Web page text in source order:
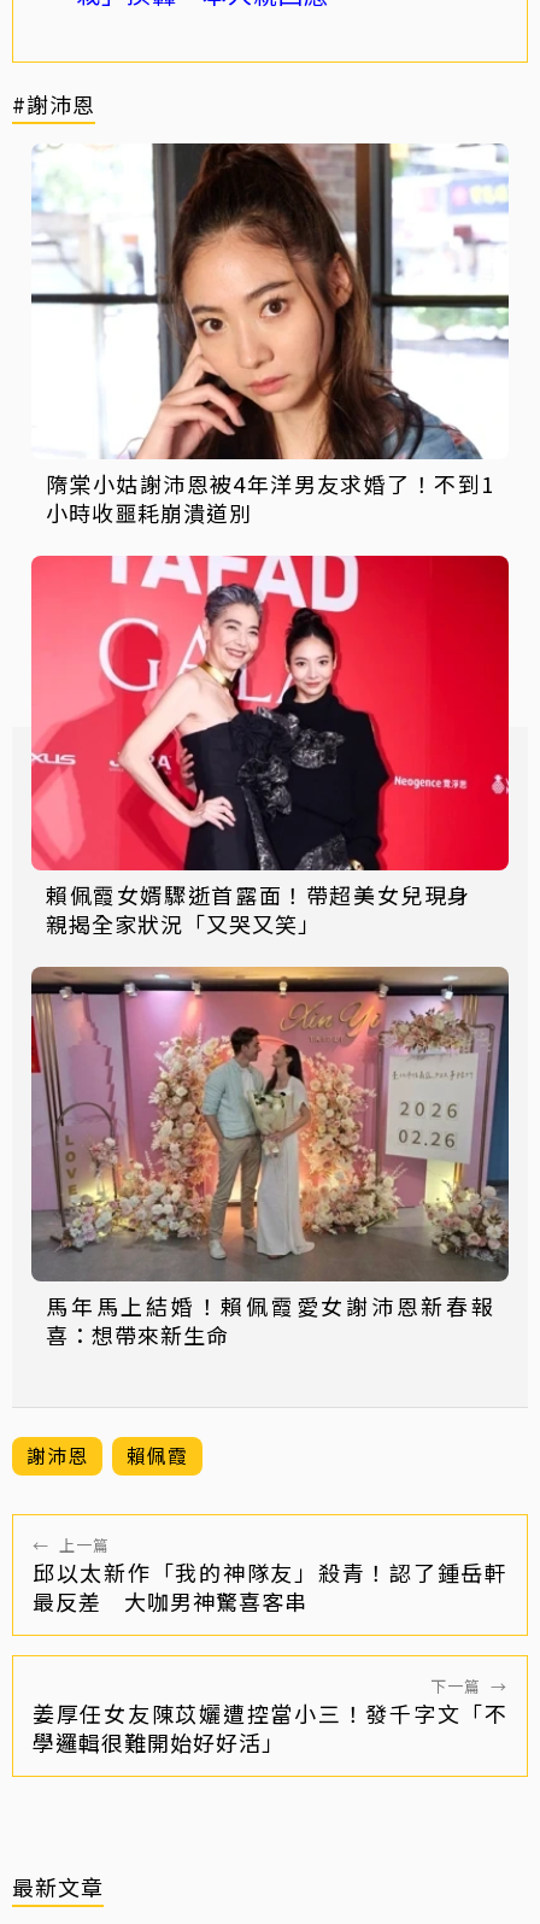
#謝沛恩
隋棠小姑謝沛恩被4年洋男友求婚了！不到1
小時收噩耗崩潰道別
賴佩霞女婿驟逝首露面！帶超美女兒現身
親揭全家狀況「又哭又笑」
馬年馬上結婚！賴佩霞愛女謝沛恩新春報
喜：想帶來新生命
謝沛恩 賴佩霞
← 上一篇
邱以太新作「我的神隊友」殺青！認了鍾岳軒
最反差 大咖男神驚喜客串
下一篇 →
姜厚任女友陳苡孋遭控當小三！發千字文「不
學邏輯很難開始好好活」
最新文章